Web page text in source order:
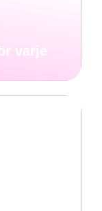
varje